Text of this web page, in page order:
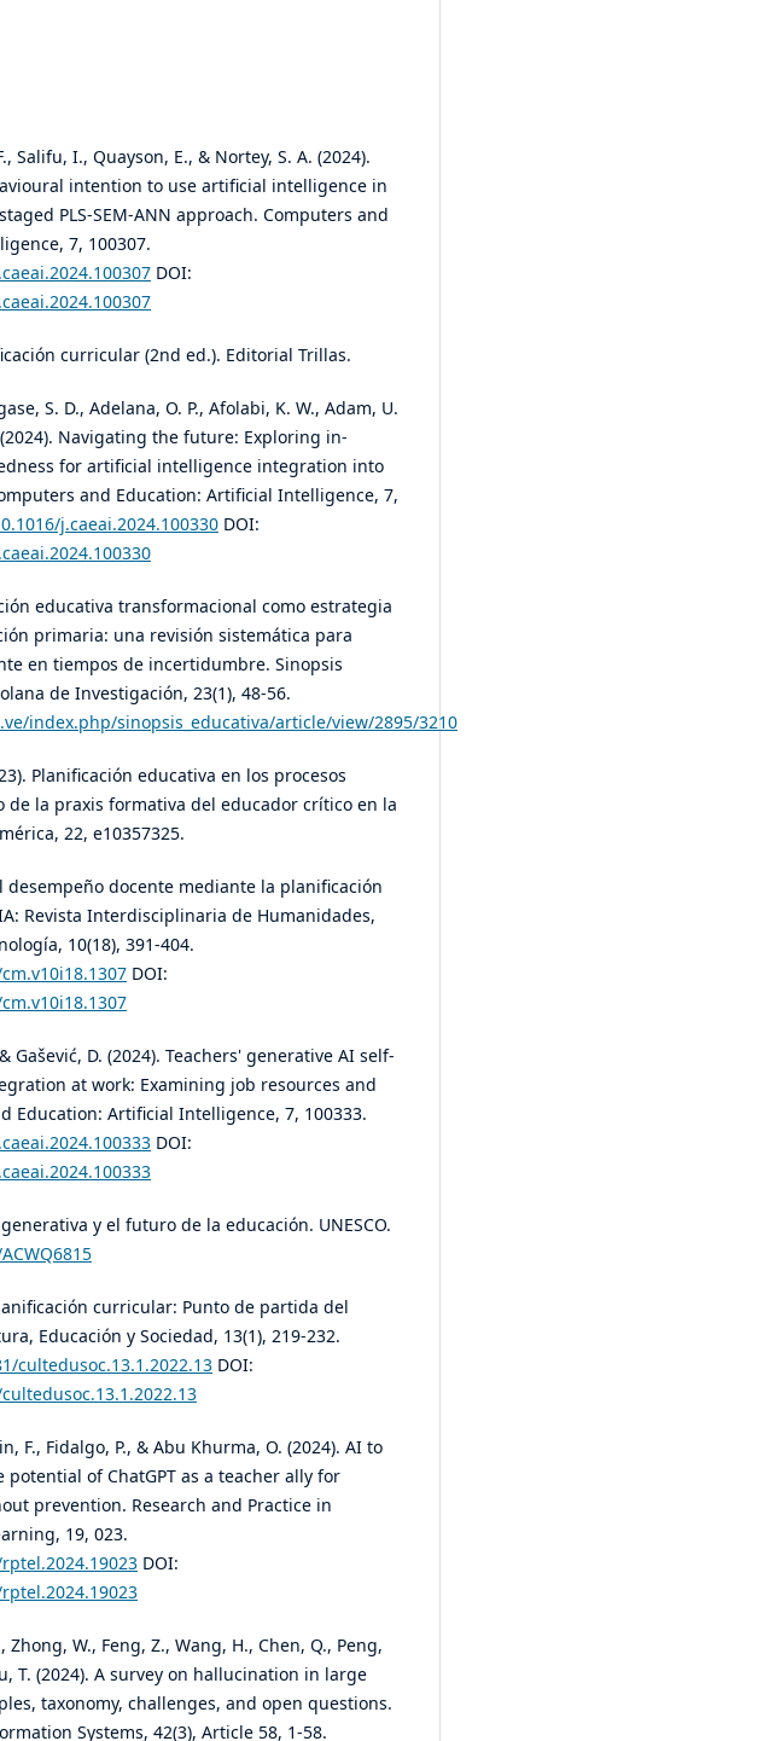
Salifu, I., Quayson, E., & Nortey, S. A. (2024).
intention to use artificial intelligence in
PLS-SEM-ANN approach. Computers and
7, 100307.
DOI:
curricular (2nd ed.). Editorial Trillas.
S. D., Adelana, O. P., Afolabi, K. W., Adam, U.
Navigating the future: Exploring in-
for artificial intelligence integration into
and Education: Artificial Intelligence, 7,
j.caeai.2024.100330 DOI:
educativa transformacional como estrategia
primaria: una revisión sistemática para
en tiempos de incertidumbre. Sinopsis
de Investigación, 23(1), 48-56.
index.php/sinopsis_educativa/article/view/2895/3210
Planificación educativa en los procesos
de la praxis formativa del educador crítico en la
22, e10357325.
desempeño docente mediante la planificación
Revista Interdisciplinaria de Humanidades,
10(18), 391-404.
DOI:
Gašević, D. (2024). Teachers' generative AI self-
at work: Examining job resources and
Education: Artificial Intelligence, 7, 100333.
DOI:
y el futuro de la educación. UNESCO.
curricular: Punto de partida del
Educación y Sociedad, 13(1), 219-232.
cultedusoc.13.1.2022.13 DOI:
F., Fidalgo, P., & Abu Khurma, O. (2024). AI to
of ChatGPT as a teacher ally for
prevention. Research and Practice in
19, 023.
DOI:
Zhong, W., Feng, Z., Wang, H., Chen, Q., Peng,
T. (2024). A survey on hallucination in large
taxonomy, challenges, and open questions.
Systems, 42(3), Article 58, 1-58.